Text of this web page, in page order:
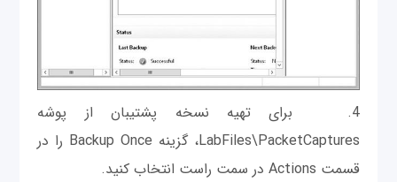
4. برای تهیه نسخه پشتیبان از پوشه
LabFiles\PacketCaptures، گزینه Backup Once را در
قسمت Actions در سمت راست انتخاب کنید.